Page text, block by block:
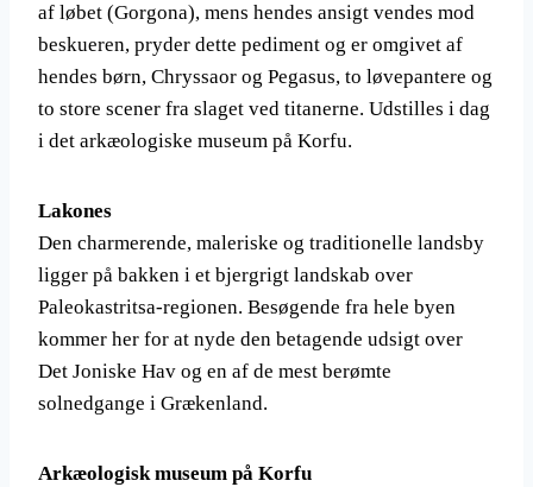
af ​​løbet (Gorgona), mens hendes ansigt vendes mod
beskueren, pryder dette pediment og er omgivet af
hendes børn, Chryssaor og Pegasus, to løvepantere og
to store scener fra slaget ved titanerne. Udstilles i dag
i det arkæologiske museum på Korfu.
Lakones
Den charmerende, maleriske og traditionelle landsby
ligger på bakken i et bjergrigt landskab over
Paleokastritsa-regionen. Besøgende fra hele byen
kommer her for at nyde den betagende udsigt over
Det Joniske Hav og en af ​​de mest berømte
solnedgange i Grækenland.
Arkæologisk museum på Korfu